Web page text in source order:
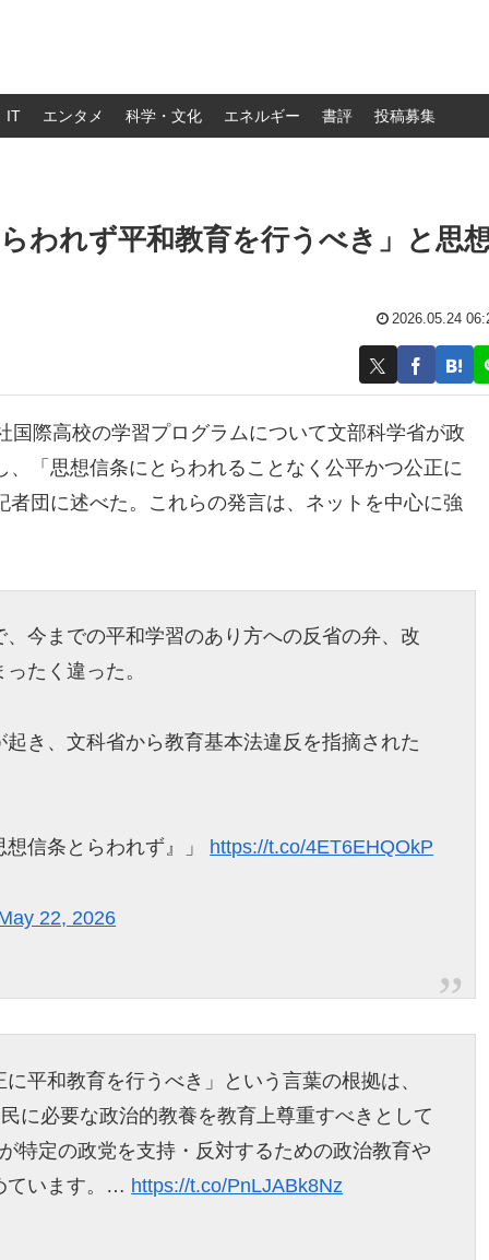
IT エンタメ 科学・文化 エネルギー 書評 投稿募集
われず平和教育を行うべき」と思
2026.05.24
国際高校の学習プログラムについて文部科学省が政
「思想信条にとらわれることなく公平かつ公正に
団に述べた。これらの発言は、ネットを中心に強
今までの平和学習のあり方への反省の弁、改
たく違った。
き、文科省から教育基本法違反を指摘された
信条とらわれず』」 https://t.co/4ET6EHQOkP
22, 2026
平和教育を行うべき」という言葉の根拠は、
に必要な政治的教養を教育上尊重すべきとして
特定の政党を支持・反対するための政治教育や
ています。… https://t.co/PnLJABk8Nz